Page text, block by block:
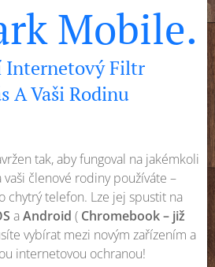
Mobile.
Internetový Filtr
A Vaši Rodinu
tak, aby fungoval na jakémkoli
vaši členové rodiny používáte –
chytrý telefon. Lze jej spustit na
aAndroid ( Chromebook – již
vybírat mezi novým zařízením a
internetovou ochranou!